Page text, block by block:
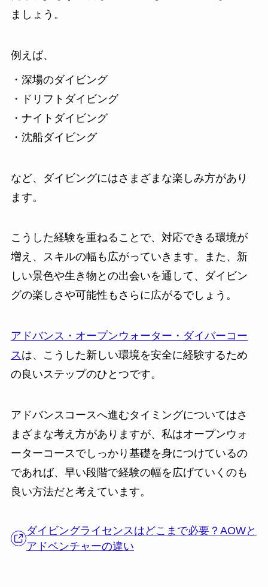
ましょう。
例えば、
・深場のダイビング
・ドリフトダイビング
・ナイトダイビング
・沈船ダイビング
など、ダイビングにはさまざまな楽しみ方があり
ます。
こうした経験を重ねることで、対応できる環境が
増え、スキルの幅も広がっていきます。また、新
しい景色や生き物との出会いを通して、ダイビン
グの楽しさや可能性もさらに広がるでしょう。
アドバンス・オープンウォーター・ダイバーコー
スは、こうした新しい環境を安全に経験するため
の良いステップのひとつです。
アドバンスコースへ進むタイミングについてはさ
まざまな考え方がありますが、私はオープンウォ
ーターコースでしっかり基礎を身につけているの
であれば、早い段階で経験の幅を広げていくのも
良い方法だと考えています。
ダイビングライセンスはどこまで必要？AOWと
アドベンチャーの違い